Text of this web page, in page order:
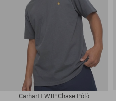
Carhartt WIP Chase Póló